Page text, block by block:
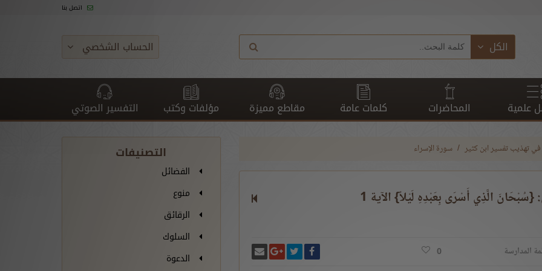
اتصل بنا
الكل الحساب الشخصي
علمية المحاضرات كلمات عامة مقاطع مميزة مؤلفات وكتب التفسير الصوتي
تهذيب تفسير ابن كثير سورة الإسراء
المدارسة 0 شارك على فيسبوك
انشر تغريدة
شارك على غوغل بلس
التصنيفات
الفضائل
منوع
الرقائق
السلوك
الدعوة